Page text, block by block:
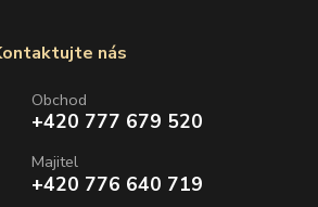
nás
Obchod
+420 777 679 520
Majitel
+420 776 640 719